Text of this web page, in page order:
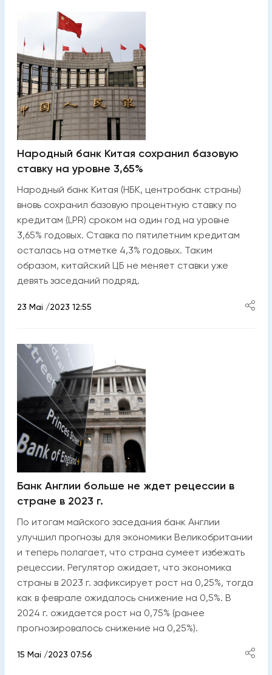
Народный банк Китая сохранил базовую
ставку на уровне 3,65%
Народный банк Китая (НБК, центробанк страны)
вновь сохранил базовую процентную ставку по
кредитам (LPR) сроком на один год на уровне
3,65% годовых. Ставка по пятилетним кредитам
осталась на отметке 4,3% годовых. Таким
образом, китайский ЦБ не меняет ставки уже
девять заседаний подряд.
23 Mai /2023 12:55
Банк Англии больше не ждет рецессии в
стране в 2023 г.
По итогам майского заседания банк Англии
улучшил прогнозы для экономики Великобритании
и теперь полагает, что страна сумеет избежать
рецессии. Регулятор ожидает, что экономика
страны в 2023 г. зафиксирует рост на 0,25%, тогда
как в феврале ожидалось снижение на 0,5%. В
2024 г. ожидается рост на 0,75% (ранее
прогнозировалось снижение на 0,25%).
15 Mai /2023 07:56